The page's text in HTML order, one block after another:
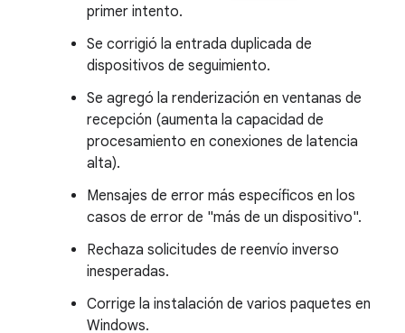
primer intento.
Se corrigió la entrada duplicada de
dispositivos de seguimiento.
Se agregó la renderización en ventanas de
recepción (aumenta la capacidad de
procesamiento en conexiones de latencia
alta).
Mensajes de error más específicos en los
casos de error de "más de un dispositivo".
Rechaza solicitudes de reenvío inverso
inesperadas.
Corrige la instalación de varios paquetes en
Windows.